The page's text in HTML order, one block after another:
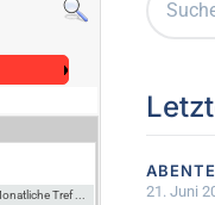
Tref ... 21. Juni